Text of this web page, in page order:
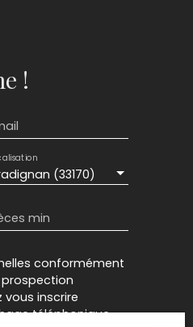
!
(33170)
min
conformément
prospection
inscrire
téléphonique,